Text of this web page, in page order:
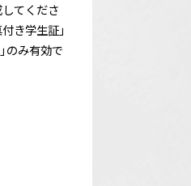
てくださ
き学生証」
のみ有効で